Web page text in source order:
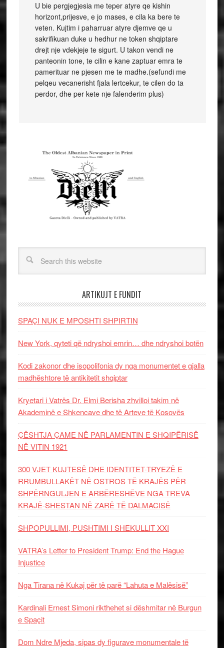
U bie pergjegjesia me teper atyre qe kishin
horizont,prijesve, e jo mases, e cila ka bere te
veten. Kujtim i paharruar atyre djemve qe u
sakrifikuan duke u hedhur ne token shqiptare
drejt nje vdekjeje te sigurt. U takon vendi ne
panteonin tone, te cilin e kane zaptuar emra te
pamerituar ne pjesen me te madhe.(sefundi me
pelqeu vecanerisht fjala lertcekur, te cilen do ta
perdor, dhe per kete nje falenderim plus)
ARTIKUJT E FUNDIT
SPAÇI NUK E MPOSHTI SHPIRTIN
New York, qyteti që ndryshoi emrin… dhe ndryshoi botën
Kodi zakonor dhe isopolifonia dy nga monumentet e gjalla
madhështore të antikitetit shqiptar
Kryetari i Vatrës Dr. Elmi Berisha zhvilloi takim në
Akademinë e Shkencave dhe të Arteve të Kosovës
ÇËSHTJA ÇAME NË PARLAMENTIN E SHQIPËRISË
NË VITIN 1921
300 VJET KUJTESË DHE IDENTITET-TRYEZË E
RRUMBULLAKËT NË OSTROS TË KRAJËS PËR
SHPËRNGULJEN E ARBËRESHËVE NGA TREVA
KRAJË-SHESTAN NË ZARË TË DALMACISË
SHPOPULLIMI, PUSHTIMI I SHEKULLIT XXI
VATRA’s Letter to President Trump: End the Hague
Injustice
Nga Tirana në Kukaj për të parë “Lahuta e Malësisë”
Kardinali Ernest Simoni rikthehet si dëshmitar në Burgun
e Spaçit
Dom Ndre Mjeda, sipas dy figurave monumentale të